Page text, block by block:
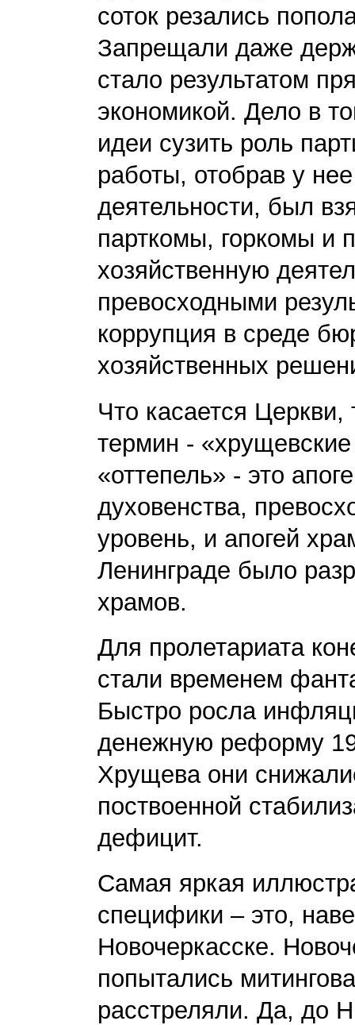
соток резались
Запрещали даже
стало результатом
экономикой. Дело в
идеи сузить роль
работы, отобрав у
деятельности, был
парткомы, горкомы и
хозяйственную
превосходными
коррупция в среде
хозяйственных
Что касается Церкви,
термин -
«оттепель» - это
духовенства,
уровень, и апогей
Ленинграде было
храмов.
Для пролетариата
стали временем
Быстро росла
денежную реформу
Хрущева они
поствоенной
дефицит.
Самая яркая
специфики – это,
Новочеркасске.
попытались
расстреляли. Да, до